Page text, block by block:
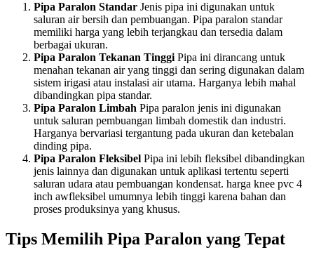
Pipa Paralon Standar Jenis pipa ini digunakan untuk
saluran air bersih dan pembuangan. Pipa paralon standar
memiliki harga yang lebih terjangkau dan tersedia dalam
berbagai ukuran.
Pipa Paralon Tekanan Tinggi Pipa ini dirancang untuk
menahan tekanan air yang tinggi dan sering digunakan dalam
sistem irigasi atau instalasi air utama. Harganya lebih mahal
dibandingkan pipa standar.
Pipa Paralon Limbah Pipa paralon jenis ini digunakan
untuk saluran pembuangan limbah domestik dan industri.
Harganya bervariasi tergantung pada ukuran dan ketebalan
dinding pipa.
Pipa Paralon Fleksibel Pipa ini lebih fleksibel dibandingkan
jenis lainnya dan digunakan untuk aplikasi tertentu seperti
saluran udara atau pembuangan kondensat. harga knee pvc 4
inch awfleksibel umumnya lebih tinggi karena bahan dan
proses produksinya yang khusus.
Tips Memilih Pipa Paralon yang Tepat